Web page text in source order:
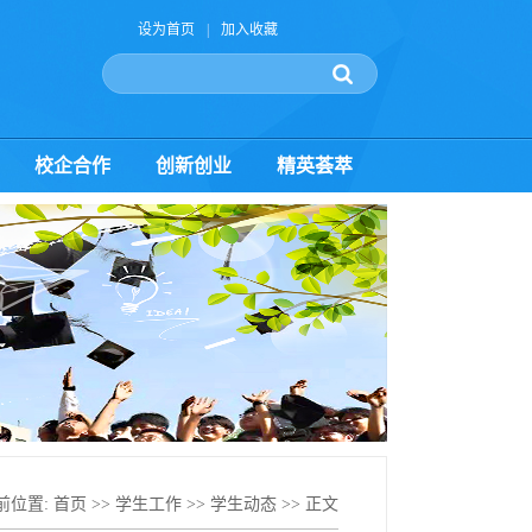
设为首页 加入收藏
校企合作 创新创业 精英荟萃
位置: 首页 >> 学生工作 >> 学生动态 >> 正文